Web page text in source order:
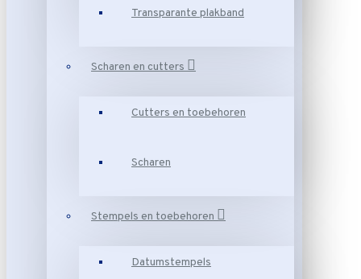
Transparante plakband
Scharen en cutters
Cutters en toebehoren
Scharen
Stempels en toebehoren
Datumstempels